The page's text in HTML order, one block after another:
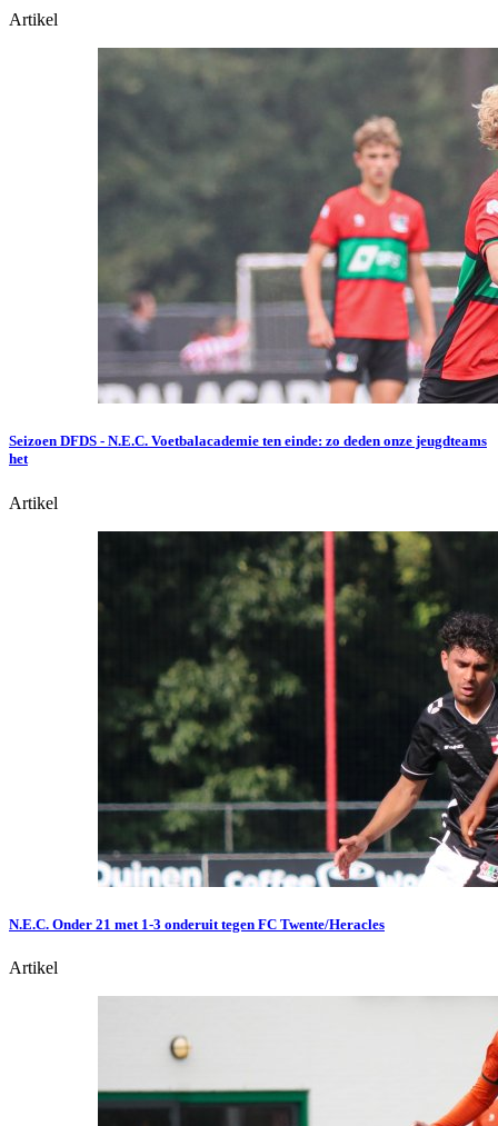
Artikel
Seizoen DFDS - N.E.C. Voetbalacademie ten einde: zo deden onze jeugdteams
het
Artikel
N.E.C. Onder 21 met 1-3 onderuit tegen FC Twente/Heracles
Artikel